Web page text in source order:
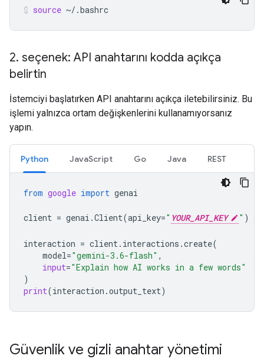
source ~/.bashrc
2. seçenek: API anahtarını kodda açıkça
belirtin
İstemciyi başlatırken API anahtarını açıkça iletebilirsiniz. Bu
işlemi yalnızca ortam değişkenlerini kullanamıyorsanız
yapın.
Python JavaScript Go Java REST
from google import genai
client = genai .Client(api_key=" YOUR_API_KEY " )
interaction = client. interactions .create(
model="gemini-3.6-flash" ,
input="Explain how AI works in a few words"
)
print(interaction .output_text)
Güvenlik ve gizli anahtar yönetimi